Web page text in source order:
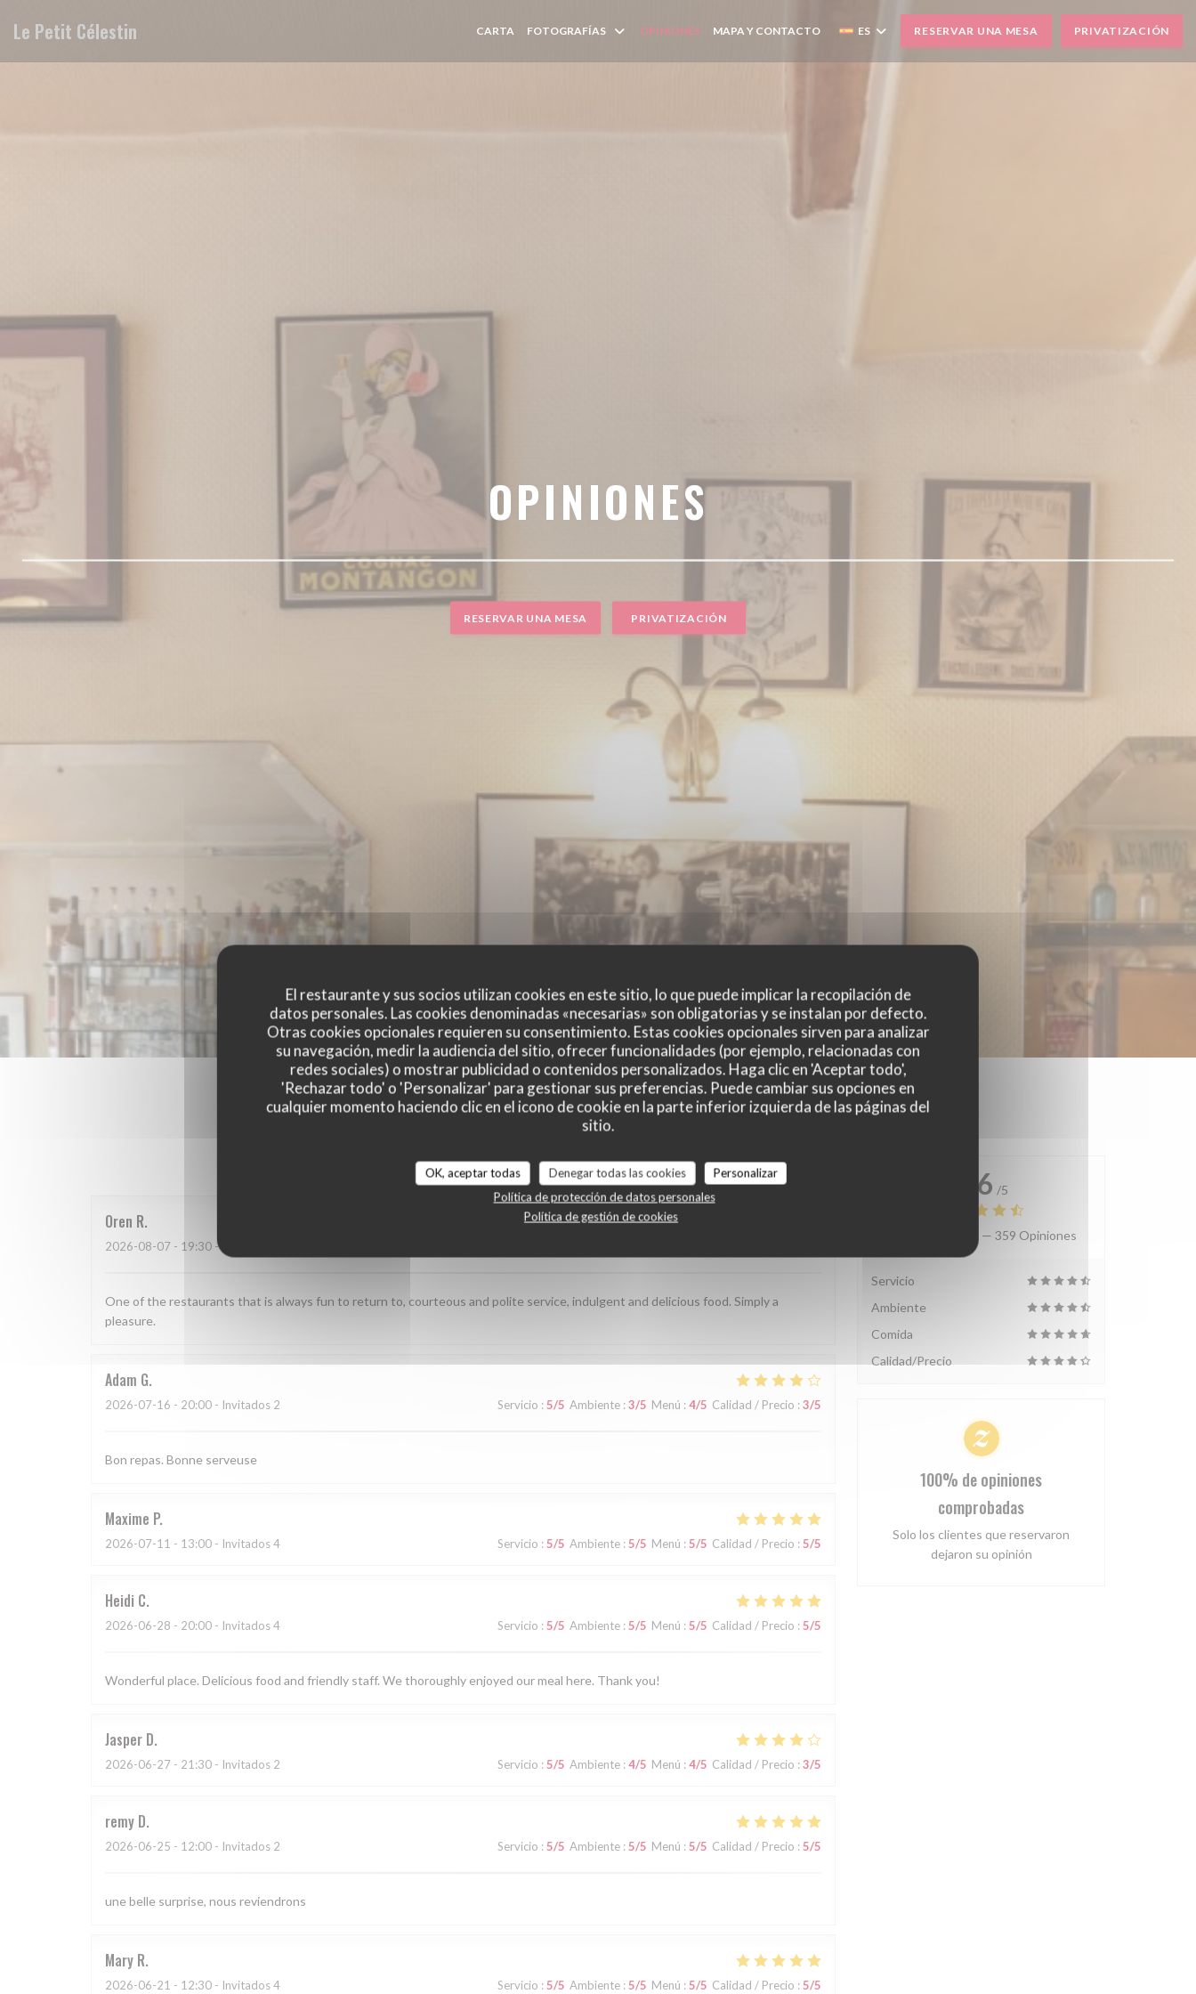
El restaurante y sus socios utilizan cookies en este sitio, lo que puede implicar la recopilación de
datos personales. Las cookies denominadas «necesarias» son obligatorias y se instalan por defecto.
Otras cookies opcionales requieren su consentimiento. Estas cookies opcionales sirven para analizar
su navegación, medir la audiencia del sitio, ofrecer funcionalidades (por ejemplo, relacionadas con
redes sociales) o mostrar publicidad o contenidos personalizados. Haga clic en 'Aceptar todo',
'Rechazar todo' o 'Personalizar' para gestionar sus preferencias. Puede cambiar sus opciones en
cualquier momento haciendo clic en el icono de cookie en la parte inferior izquierda de las páginas del
sitio.
OK, aceptar todas Denegar todas las cookies
Personalizar
Política de protección de datos personales
Política de gestión de cookies
Le Petit Célestin CARTA FOTOGRAFÍAS OPINIONES MAPA Y CONTACTO ES RESERVAR UNA MESA PRIVATIZACIÓN
OPINIONES
RESERVAR UNA MESA PRIVATIZACIÓN
Las opiniones de nuestros clientes
Oren R
2026-08-07 - 19:30 - Invitados 4
One of the restaurants that is always fun to return to, courteous and polite service, indulgent and delicious food. Simply a
pleasure.
Adam G
2026-07-16 - 20:00 - Invitados 2 Servicio : 5/5 Ambiente : 3/5 Menú : 4/5 Calidad / Precio : 3/5
Bon repas. Bonne serveuse
Maxime P
2026-07-11 - 13:00 - Invitados 4 Servicio : 5/5 Ambiente : 5/5 Menú : 5/5 Calidad / Precio : 5/5
Heidi C
2026-06-28 - 20:00 - Invitados 4 Servicio : 5/5 Ambiente : 5/5 Menú : 5/5 Calidad / Precio : 5/5
Wonderful place. Delicious food and friendly staff. We thoroughly enjoyed our meal here. Thank you!
Jasper D
2026-06-27 - 21:30 - Invitados 2 Servicio : 5/5 Ambiente : 4/5 Menú : 4/5 Calidad / Precio : 3/5
remy D
2026-06-25 - 12:00 - Invitados 2 Servicio : 5/5 Ambiente : 5/5 Menú : 5/5 Calidad / Precio : 5/5
une belle surprise, nous reviendrons
Mary R
2026-06-21 - 12:30 - Invitados 4 Servicio : 5/5 Ambiente : 5/5 Menú : 5/5 Calidad / Precio : 5/5
4.6 /5
Valoración media — 359 Opiniones
Servicio
Ambiente
Comida
Calidad/Precio
100% de opiniones
comprobadas
Solo los clientes que reservaron
dejaron su opinión